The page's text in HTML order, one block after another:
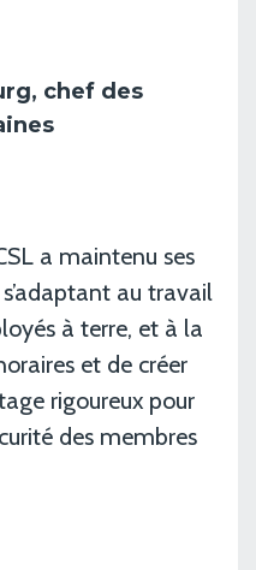
chef des
a maintenu ses
au travail
à terre, et à la
et de créer
rigoureux pour
des membres